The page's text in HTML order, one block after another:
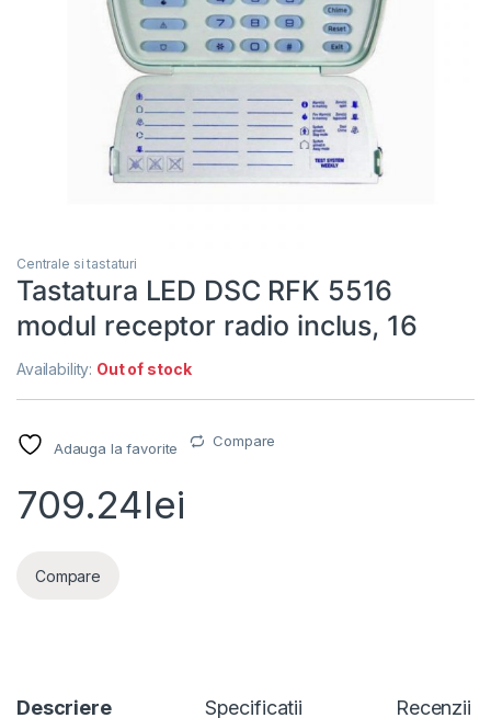
Centrale si tastaturi
Tastatura LED DSC RFK 5516
modul receptor radio inclus, 16
Availability: Out of stock
Adauga la favorite Compare
709.24lei
Compare
Descriere Specificatii Recenzii